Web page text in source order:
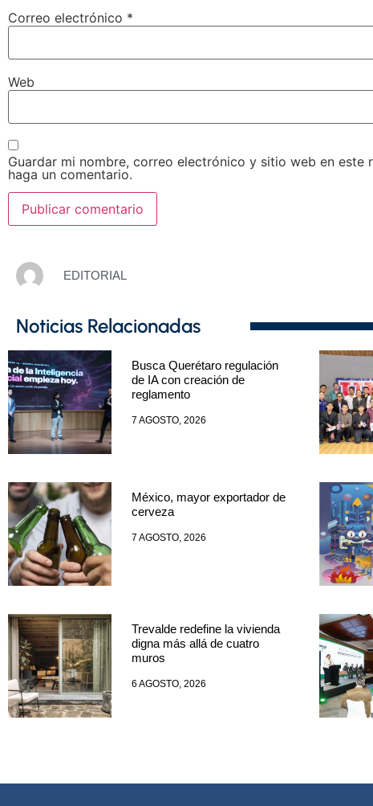
Correo electrónico *
Web
Guardar mi nombre, correo electrónico y sitio web en este
haga un comentario.
EDITORIAL
Noticias Relacionadas
Busca Querétaro regulación
de IA con creación de
reglamento
7 AGOSTO, 2026
México, mayor exportador de
cerveza
7 AGOSTO, 2026
Trevalde redefine la vivienda
digna más allá de cuatro
muros
6 AGOSTO, 2026